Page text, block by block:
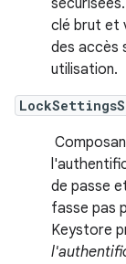
clé brut et
des accès
utilisation.
de passe
fasse pas
Keystore